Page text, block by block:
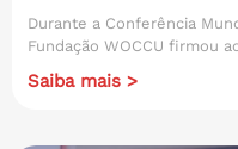
Durante a Conferência
Fundação WOCCU firmou
Saiba mais >